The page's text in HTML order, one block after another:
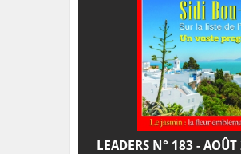
LEADERS N° 183 -